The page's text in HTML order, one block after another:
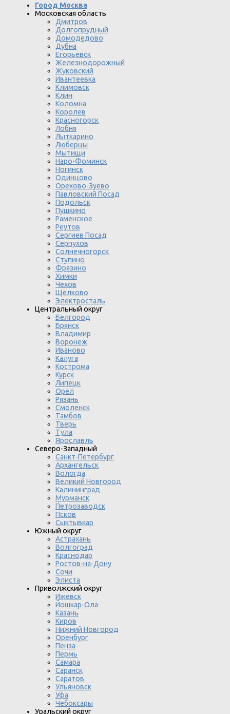
Город Москва
Московская область
Дмитров
Долгопрудный
Домодедово
Дубна
Егорьевск
Железнодорожный
Жуковский
Ивантеевка
Климовск
Клин
Коломна
Королев
Красногорск
Лобня
Лыткарино
Люберцы
Мытищи
Наро-Фоминск
Ногинск
Одинцово
Орехово-Зуево
Павловский Посад
Подольск
Пушкино
Раменское
Реутов
Сергиев Посад
Серпухов
Солнечногорск
Ступино
Фрязино
Химки
Чехов
Щелково
Электросталь
Центральный округ
Белгород
Брянск
Владимир
Воронеж
Иваново
Калуга
Кострома
Курск
Липецк
Орел
Рязань
Смоленск
Тамбов
Тверь
Тула
Ярославль
Северо-Западный
Санкт-Петербург
Архангельск
Вологда
Великий Новгород
Калининград
Мурманск
Петрозаводск
Псков
Сыктывкар
Южный округ
Астрахань
Волгоград
Краснодар
Ростов-на-Дону
Сочи
Элиста
Приволжский округ
Ижевск
Йошкар-Ола
Казань
Киров
Нижний Новгород
Оренбург
Пенза
Пермь
Самара
Саранск
Саратов
Ульяновск
Уфа
Чебоксары
Уральский округ